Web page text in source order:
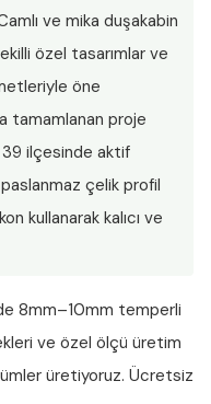
ve mika duşakabin
özel tasarımlar ve
öne
tamamlanan proje
ilçesinde aktif
çelik profil
kullanarak kalıcı ve
8mm–10mm temperli
ve özel ölçü üretim
üretiyoruz. Ücretsiz